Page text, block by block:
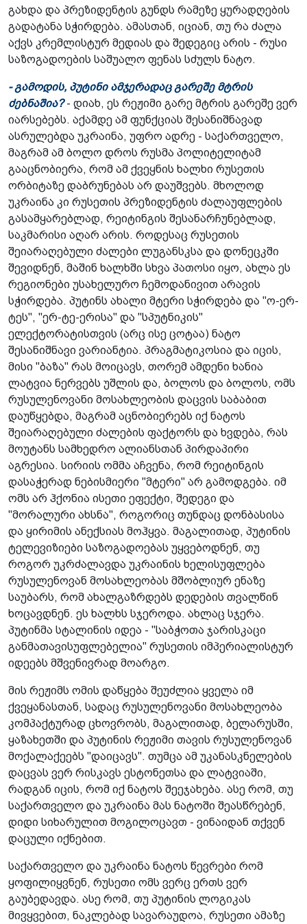
გახდა და პრეზიდენტის გუნდს რამეზე ყურადღების
გადატანა სჭირდება. ამასთან, იციან, თუ რა ძალა
აქვს კრემლისტურ მედიას და შედეგიც არის - რუსი
საზოგადოების საშუალო ფენას სძულს ნატო.
- გამოდის, პუტინი ამჯერადაც გარეშე მტრის
ძებნაშია?- დიახ, ეს რეჟიმი გარე მტრის გარეშე ვერ
იარსებებს. აქამდე ამ ფუნქციას შესანიშნავად
ასრულებდა უკრაინა, უფრო ადრე - საქართველო,
მაგრამ ამ ბოლო დროს რუსმა პოლიტელიტამ
გააცნობიერა, რომ ამ ქვეყნის ხალხი რუსეთის
ორბიტაზე დაბრუნებას არ დაუშვებს. მხოლოდ
უკრაინა კი რუსეთის პრეზიდენტის ძალაუფლების
გასამყარებლად, რეიტინგის შესანარჩუნებლად,
საკმარისი აღარ არის. როდესაც რუსეთის
შეიარაღებული ძალები ლუგანსკსა და დონეცკში
შევიდნენ, მაშინ ხალხში სხვა პათოსი იყო, ახლა ეს
რეგიონები უსახელურო ჩემოდანივით არავის
სჭირდება. პუტინს ახალი მტერი სჭირდება და "ო-ერ-
ტეს", "ერ-ტე-ერისა" და "სპუტნიკის"
ელექტორატისთვის (არც ისე ცოტაა) ნატო
შესანიშნავი ვარიანტია. პრაგმატიკოსია და იცის,
მისი "ბაზა" რას მოიცავს, თორემ ამდენი ხანია
ლატვია ნერვებს უშლის და, ბოლოს და ბოლოს, ომს
რუსულენოვანი მოსახლეობის დაცვის საბაბით
დაუწყებდა, მაგრამ აცნობიერებს იქ ნატოს
შეიარაღებული ძალების ფაქტორს და ხვდება, რას
მოუტანს სამხედრო ალიანსთან პირდაპირი
აგრესია. სირიის ომმა აჩვენა, რომ რეიტინგის
დასაჭერად ნებისმიერი "მტერი" არ გამოდგება. იმ
ომს არ ჰქონია ისეთი ეფექტი, შედეგი და
"მორალური ახსნა", როგორიც თუნდაც დონბასისა
და ყირიმის ანექსიას მოჰყვა. მაგალითად, პუტინის
ტელევიზიები საზოგადოებას უყვებოდნენ, თუ
როგორ უკრძალავდა უკრაინის ხელისუფლება
რუსულენოვან მოსახლეობას მშობლიურ ენაზე
საუბარს, რომ ახალგაზრდებს დედების თვალწინ
ხოცავდნენ. ეს ხალხს სჯეროდა. ახლაც სჯერა.
პუტინმა სტალინის იდეა - "საბჭოთა ჯარისკაცი
განმათავისუფლებელია" რუსეთის იმპერიალისტურ
იდეებს მშვენივრად მოარგო.
მის რეჟიმს ომის დაწყება შეუძლია ყველა იმ
ქვეყანასთან, სადაც რუსულენოვანი მოსახლეობა
კომპაქტურად ცხოვრობს, მაგალითად, ბელარუსში,
ყაზახეთში და პუტინის რეჟიმი თავის რუსულენოვან
მოქალაქეებს "დაიცავს". თუმცა ამ უკანასკნელების
დაცვას ვერ რისკავს ესტონეთსა და ლატვიაში,
რადგან იცის, რომ იქ ნატოს შეეჯახება. ასე რომ, თუ
საქართველო და უკრაინა მას ნატოში შეასწრებენ,
დიდი სიხარულით მოგილოცავთ - ვინაიდან თქვენ
დაცული იქნებით.
საქართველო და უკრაინა ნატოს წევრები რომ
ყოფილიყვნენ, რუსეთი ომს ვერც ერთს ვერ
გაუბედავდა. ასე რომ, თუ პუტინის ლოგიკას
მივყვებით, ნაკლებად სავარაუდოა, რუსეთი ამაზე